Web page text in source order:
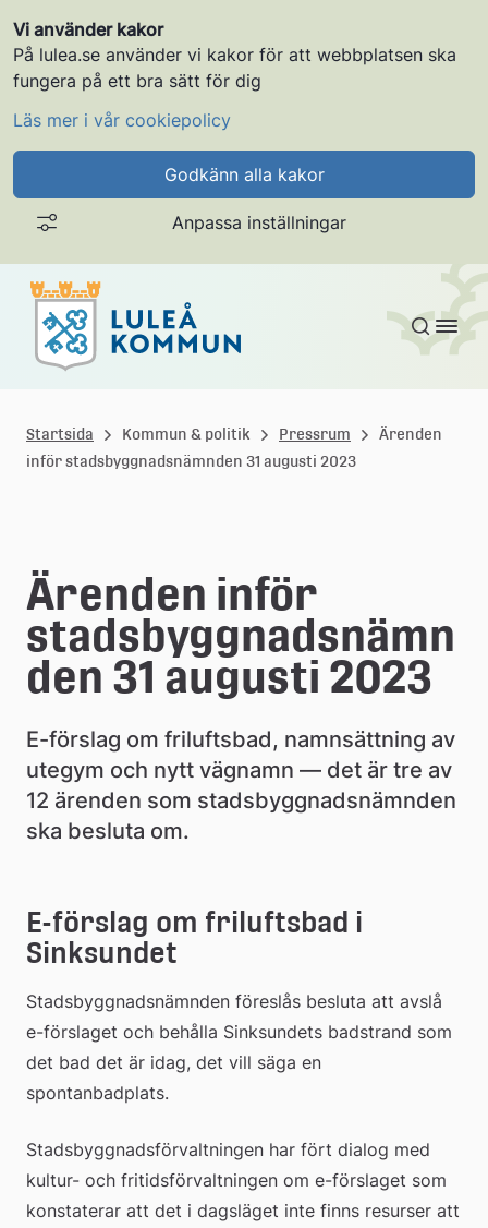
Vi använder kakor
På lulea.se använder vi kakor för att webbplatsen ska
fungera på ett bra sätt för dig
Läs mer i vår cookiepolicy
Godkänn alla kakor
Anpassa inställningar
Gå till innehållet
u
l
å
k
o
m
m
u
n
Startsida Kommun & politik Pressrum
Ärenden
inför stadsbyggnadsnämnden 31 augusti 2023
Ärenden inför
stadsbyggnadsnämn
den 31 augusti 2023
E-förslag om friluftsbad, namnsättning av
utegym och nytt vägnamn — det är tre av
12 ärenden som stadsbyggnadsnämnden
ska besluta om.
E-förslag om friluftsbad i
Sinksundet
Stadsbyggnadsnämnden föreslås besluta att avslå
e-förslaget och behålla Sinksundets badstrand som
det bad det är idag, det vill säga en
spontanbadplats.
Stadsbyggnadsförvaltningen har fört dialog med
kultur- och fritidsförvaltningen om e-förslaget som
konstaterar att det i dagsläget inte finns resurser att